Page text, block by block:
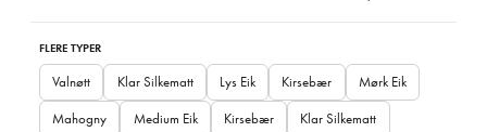
FLERE TYPER
Valnøtt Klar Silkematt Lys Eik Kirsebær
Mørk Eik
Mahogny
Medium Eik Kirsebær
Klar Silkematt